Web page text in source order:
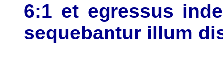
6:1 et egressus
sequebantur illum